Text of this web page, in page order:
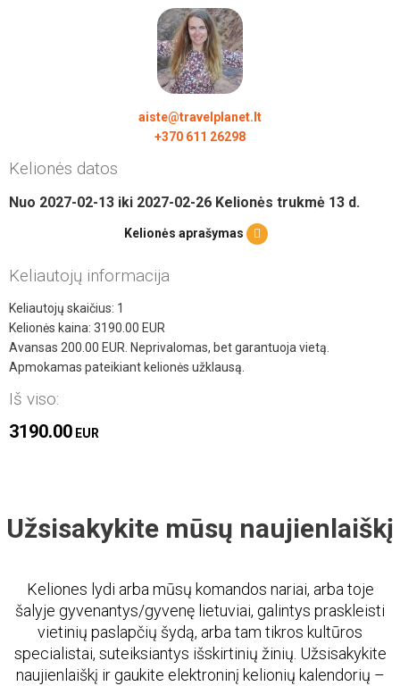
aiste@travelplanet.lt
+370 611 26298
Kelionės datos
Nuo 2027-02-13 iki 2027-02-26 Kelionės trukmė 13 d.
Kelionės aprašymas
Keliautojų informacija
Keliautojų skaičius: 1
Kelionės kaina: 3190.00 EUR
Avansas 200.00 EUR. Neprivalomas, bet garantuoja vietą.
Apmokamas pateikiant kelionės užklausą.
Iš viso:
3190.00 EUR
Užsisakykite mūsų naujienlaiškį
Keliones lydi arba mūsų komandos nariai, arba toje
šalyje gyvenantys/gyvenę lietuviai, galintys praskleisti
vietinių paslapčių šydą, arba tam tikros kultūros
specialistai, suteiksiantys išskirtinių žinių. Užsisakykite
naujienlaiškį ir gaukite elektroninį kelionių kalendorių –